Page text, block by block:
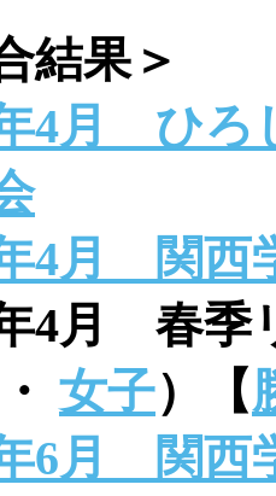
結果＞
4月 ひろ
4月 関西
4月 春季
・ 女子）【
6月 関西